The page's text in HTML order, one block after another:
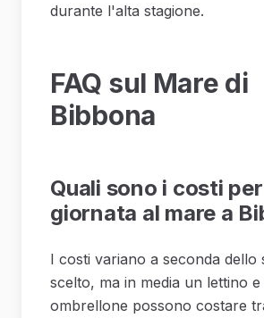
durante l'alta stagione.
FAQ sul Mare di
Bibbona
Quali sono i costi
giornata al mare a
I costi variano a seconda dello
scelto, ma in media un lettino e
ombrellone possono costare